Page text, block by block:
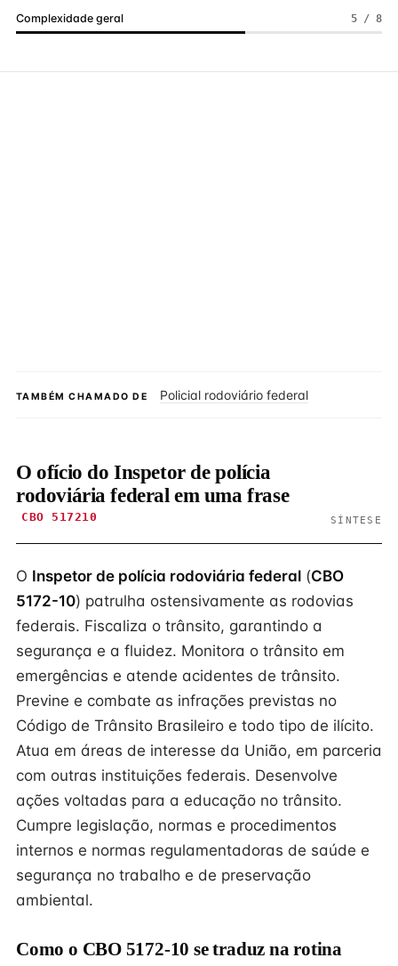
Complexidade geral 5 / 8
TAMBÉM CHAMADO DE Policial rodoviário federal
O ofício do Inspetor de polícia
rodoviária federal em uma frase
CBO 517210 SÍNTESE
O Inspetor de polícia rodoviária federal (CBO
5172-10) patrulha ostensivamente as rodovias
federais. Fiscaliza o trânsito, garantindo a
segurança e a fluidez. Monitora o trânsito em
emergências e atende acidentes de trânsito.
Previne e combate as infrações previstas no
Código de Trânsito Brasileiro e todo tipo de ilícito.
Atua em áreas de interesse da União, em parceria
com outras instituições federais. Desenvolve
ações voltadas para a educação no trânsito.
Cumpre legislação, normas e procedimentos
internos e normas regulamentadoras de saúde e
segurança no trabalho e de preservação
ambiental.
Como o CBO 5172-10 se traduz na rotina